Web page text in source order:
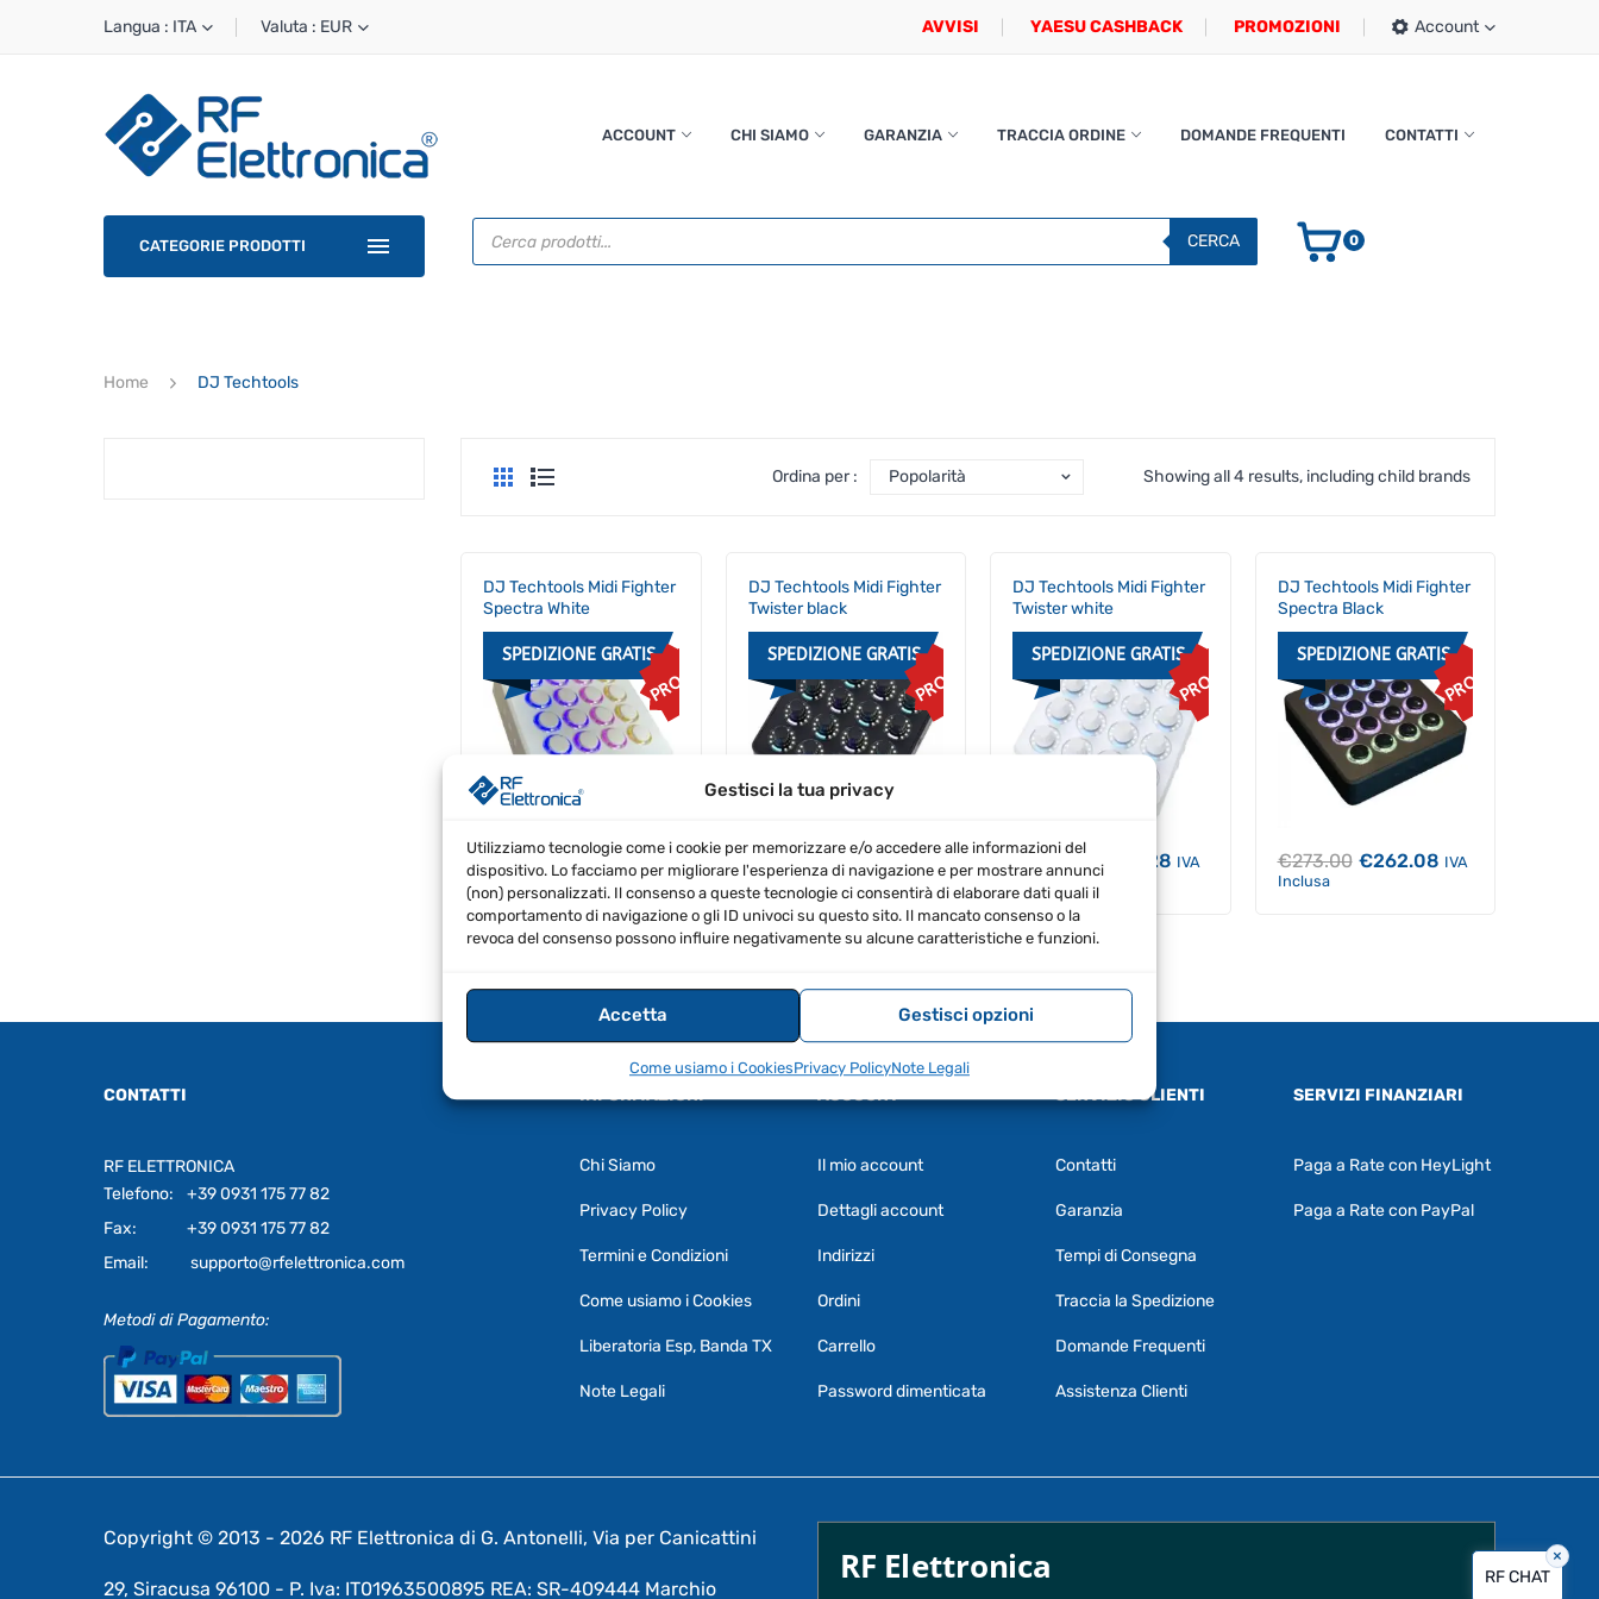
Gestisci la tua privacy
Utilizziamo tecnologie come i cookie per memorizzare e/o accedere alle informazioni del
dispositivo. Lo facciamo per migliorare l'esperienza di navigazione e per mostrare annunci
(non) personalizzati. Il consenso a queste tecnologie ci consentirà di elaborare dati quali il
comportamento di navigazione o gli ID univoci su questo sito. Il mancato consenso o la
revoca del consenso possono influire negativamente su alcune caratteristiche e funzioni.
Accetta Gestisci opzioni
Come usiamo i CookiesPrivacy PolicyNote Legali
Langua : ITA Valuta : EUR AVVISI YAESU CASHBACK PROMOZIONI Account
ACCOUNT CHI SIAMO GARANZIA TRACCIA ORDINE DOMANDE FREQUENTI CONTATTI
CATEGORIE PRODOTTI
Ricerca
prodotti
CERCA 0
Home DJ Techtools
Showing all 4 results, including child brands
Ordina per : Popolarità
DJ Techtools Midi Fighter
Spectra White
SPEDIZIONE GRATIS
PROMO
€273.00 Il
prezzo
originale
era:
€273.00.
€262.08Il
prezzo
attuale
è:
€262.08.
Inclusa
DJ Techtools Midi Fighter
Twister black
SPEDIZIONE GRATIS
PROMO
€298.00 Il
prezzo
originale
era:
€298.00.
€286.08Il
prezzo
attuale
è:
€286.08.
Inclusa
DJ Techtools Midi Fighter
Twister white
SPEDIZIONE GRATIS
PROMO
€293.00
Il
prezzo
originale
€293.00.
€ 281.28 IlIVA
Inclusa
DJ Techtools Midi Fighter
Spectra Black
SPEDIZIONE GRATIS
PROMO
€273.00 Il
€262.08IlIVA
Inclusa
CONTATTI
RF ELETTRONICA
Telefono:
+39 0931 175 77 82
Fax:
+39 0931 175 77 82
Email:
supporto@rfelettronica.com
Metodi di Pagamento:
INFORMAZIONI
Chi Siamo
Privacy Policy
Termini e Condizioni
Come usiamo i Cookies
Liberatoria Esp, Banda TX
Note Legali
ACCOUNT
Il mio account
Dettagli account
Indirizzi
Ordini
Carrello
Password dimenticata
SERVIZIO CLIENTI
Contatti
Garanzia
Tempi di Consegna
Traccia la Spedizione
Domande Frequenti
Assistenza Clienti
SERVIZI FINANZIARI
Paga a Rate con HeyLight
Paga a Rate con PayPal
Copyright © 2013 - 2026 RF Elettronica di G. Antonelli, Via per Canicattini
29, Siracusa 96100 - P. Iva: IT01963500895 REA: SR-409444 Marchio
RF Elettronica
RF Assist
Puoi chiedermi informazioni generali o
specifiche su certi prodotti.
prodotto
RF CHAT
×